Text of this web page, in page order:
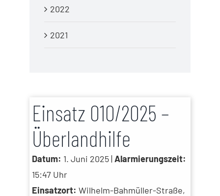
Einsatz 010/2025 –
Überlandhilfe
Datum: 1. Juni 2025 |Alarmierungszeit:
15:47 Uhr
Einsatzort: Wilhelm-Bahmüller-Straße,
2022
2021